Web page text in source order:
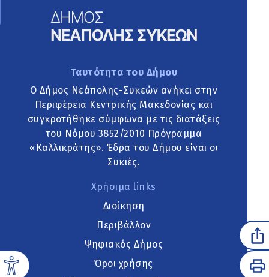
Ταυτότητα του Δήμου
Ο Δήμος Νεάπολης-Συκεών ανήκει στην
Περιφέρεια Κεντρικής Μακεδονίας και
συγκροτήθηκε σύμφωνα με τις διατάξεις
του Νόμου 3852/2010 Πρόγραμμα
«Καλλικράτης». Έδρα του Δήμου είναι οι
Συκιές.
Χρήσιμα links
Διοίκηση
Περιβάλλον
Ψηφιακός Δήμος
Όροι χρήσης